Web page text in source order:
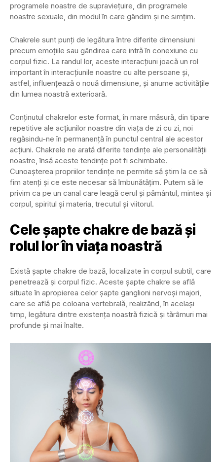
programele noastre de supraviețuire, din programele
noastre sexuale, din modul în care gândim și ne simțim.
Chakrele sunt punți de legătura între diferite dimensiuni
precum emoțiile sau gândirea care intră în conexiune cu
corpul fizic. La randul lor, aceste interacțiuni joacă un rol
important în interacțiunile noastre cu alte persoane și,
astfel, influențează o nouă dimensiune, și anume activitățile
din lumea noastră exterioară.
Conținutul chakrelor este format, în mare măsură, din tipare
repetitive ale acțiunilor noastre din viața de zi cu zi, noi
regăsindu-ne în permanență în punctul central ale acestor
acțiuni. Chakrele ne arată diferite tendințe ale personalității
noastre, însă aceste tendințe pot fi schimbate.
Cunoașterea propriilor tendințe ne permite să știm la ce să
fim atenți și ce este necesar să îmbunătățim. Putem să le
privim ca pe un canal care leagă cerul și pământul, mintea și
corpul, spiritul și materia, trecutul și viitorul.
Cele șapte chakre de bază și
rolul lor în viața noastră
Există șapte chakre de bază, localizate în corpul subtil, care
penetrează și corpul fizic. Aceste șapte chakre se află
situate în apropierea celor șapte ganglioni nervoși majori,
care se află pe coloana vertebrală, realizând, în același
timp, legătura dintre existența noastră fizică și tărâmuri mai
profunde și mai înalte.